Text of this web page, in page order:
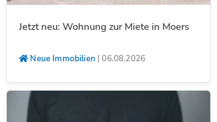
Jetzt neu: Wohnung zur Miete in Moers
Neue Immobilien | 06.08.2026